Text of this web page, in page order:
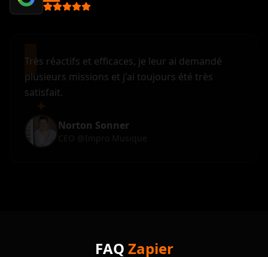
notre CRM et l'automatisation de tâches clés.
L'accompagnement a été précis, pragmatique et
orienté performance. Résultat : un gain de
temps significatif et des process désormais
fluides et fiables. Je recommande Volteyr à
toute entreprise souhaitant professionnaliser
sa gestion commerciale.